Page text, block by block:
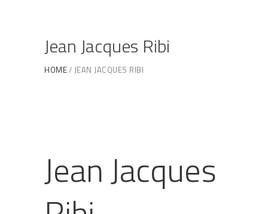
Jean Jacques Ribi
HOME JEAN JACQUES RIBI
Jean Jacques